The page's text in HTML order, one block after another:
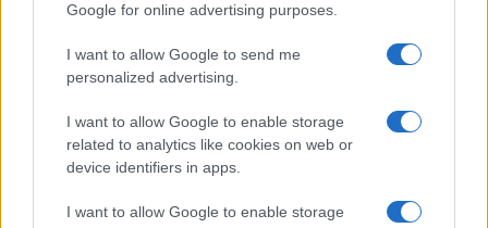
Google for online advertising purposes.
I want to allow Google to send me
personalized advertising.
I want to allow Google to enable storage
related to analytics like cookies on web or
device identifiers in apps.
I want to allow Google to enable storage
Continue lendo
CRYPTO